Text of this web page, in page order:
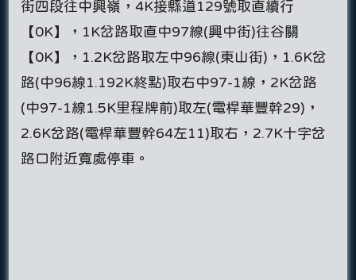
街四段往中興嶺，4K接縣道129號取直續行
【0K】，1K岔路取直中97線(興中街)往谷關
【0K】，1.2K岔路取左中96線(東山街)，1.6K岔
路(中96線1.192K終點)取右中97-1線，2K岔路
(中97-1線1.5K里程牌前)取左(電桿華豐幹29)，
2.6K岔路(電桿華豐幹64左11)取右，2.7K十字岔
路口附近寬處停車。